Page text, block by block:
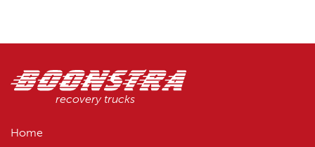
recovery trucks
Home